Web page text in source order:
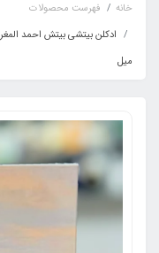
خانه
فهرست محصولات
میل